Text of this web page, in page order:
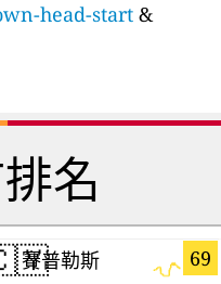
head-start&
名
69
賽普勒斯